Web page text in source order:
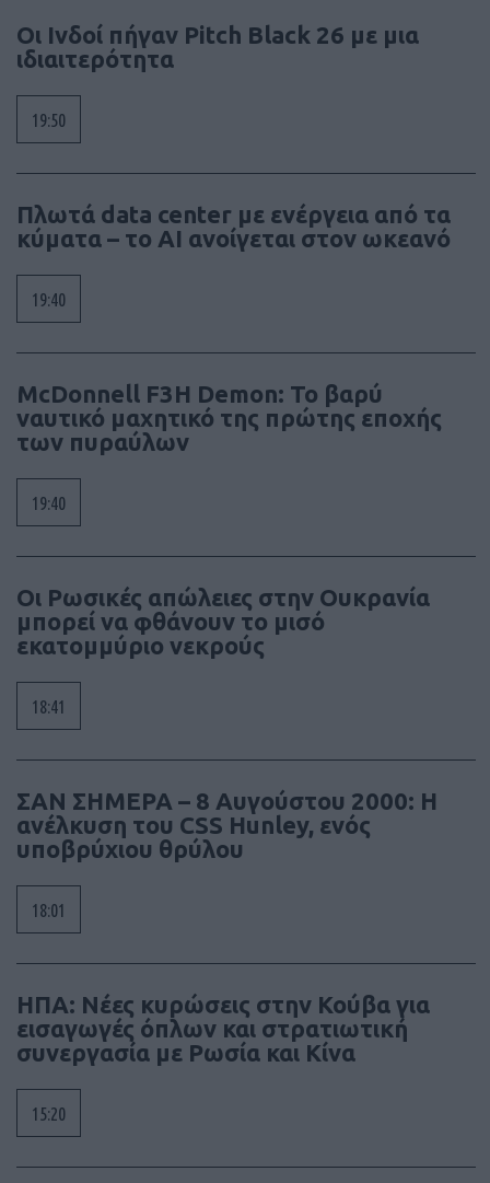
Οι Ινδοί πήγαν Pitch Black 26 με μια
ιδιαιτερότητα
19:50
Πλωτά data center με ενέργεια από τα
κύματα – το AI ανοίγεται στον ωκεανό
19:40
McDonnell F3H Demon: Το βαρύ
ναυτικό μαχητικό της πρώτης εποχής
των πυραύλων
19:40
Οι Ρωσικές απώλειες στην Ουκρανία
μπορεί να φθάνουν το μισό
εκατομμύριο νεκρούς
18:41
ΣΑΝ ΣΗΜΕΡΑ – 8 Αυγούστου 2000: Η
ανέλκυση του CSS Hunley, ενός
υποβρύχιου θρύλου
18:01
ΗΠΑ: Νέες κυρώσεις στην Κούβα για
εισαγωγές όπλων και στρατιωτική
συνεργασία με Ρωσία και Κίνα
15:20